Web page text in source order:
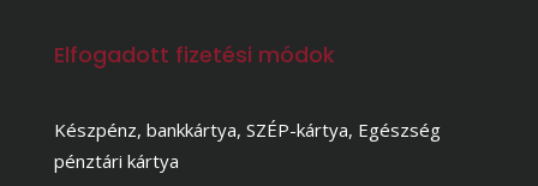
Elfogadott fizetési módok
Készpénz, bankkártya, SZÉP-kártya, Egészség
pénztári kártya